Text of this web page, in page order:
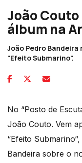
João
álbum na
João Pedro
"Efeito Submarino".
No “Posto de
João Couto. Vem
“Efeito
Bandeira sobre o